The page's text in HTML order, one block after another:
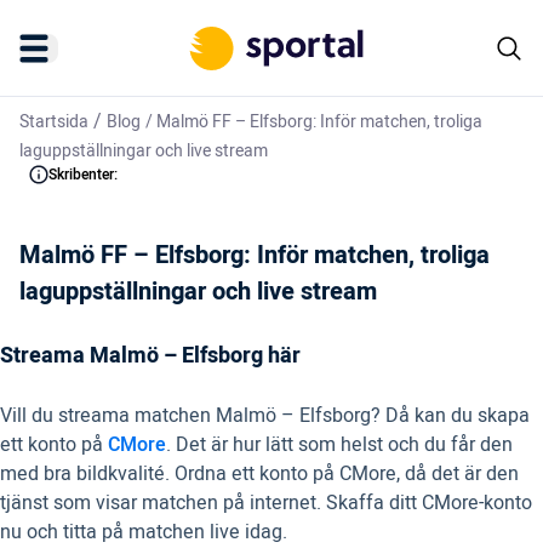
Startsida / Blog /Malmö FF – Elfsborg: Inför matchen, troliga
laguppställningar och live stream
Skribenter:
Malmö FF – Elfsborg: Inför matchen, troliga
laguppställningar och live stream
Streama Malmö – Elfsborg här
Vill du streama matchen Malmö – Elfsborg? Då kan du skapa
ett konto på CMore. Det är hur lätt som helst och du får den
med bra bildkvalité. Ordna ett konto på CMore, då det är den
tjänst som visar matchen på internet. Skaffa ditt CMore-konto
nu och titta på matchen live idag.